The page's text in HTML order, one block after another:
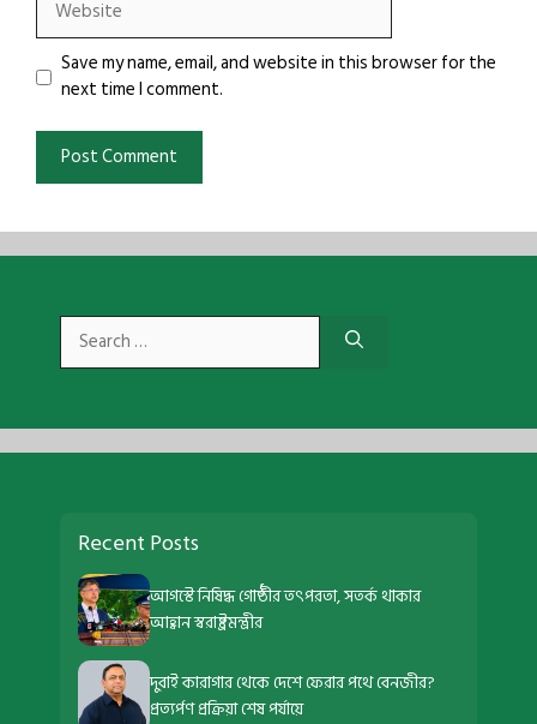
Save my name, email, and website in this browser for the
next time I comment.
Search
for:
Recent Posts
আগস্টে নিষিদ্ধ গোষ্ঠীর তৎপরতা, সতর্ক থাকার
আহ্বান স্বরাষ্ট্রমন্ত্রীর
দুবাই কারাগার থেকে দেশে ফেরার পথে বেনজীর?
প্রত্যর্পণ প্রক্রিয়া শেষ পর্যায়ে